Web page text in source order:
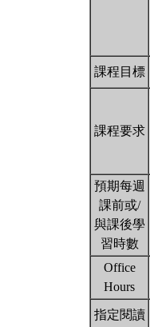
課程目標
課程要求
預期每週
課前或/
與課後學
習時數
Office
Hours
指定閱讀